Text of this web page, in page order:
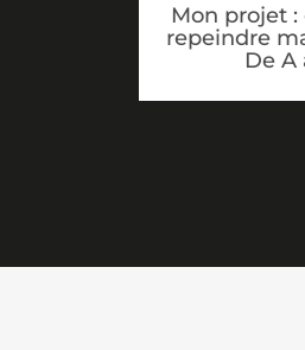
Mon projet
repeindre
De A